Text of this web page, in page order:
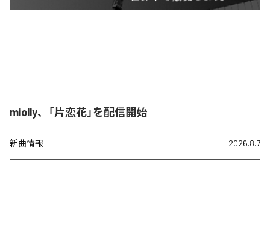
miolly、「片恋花」を配信開始
新曲情報 2026.8.7